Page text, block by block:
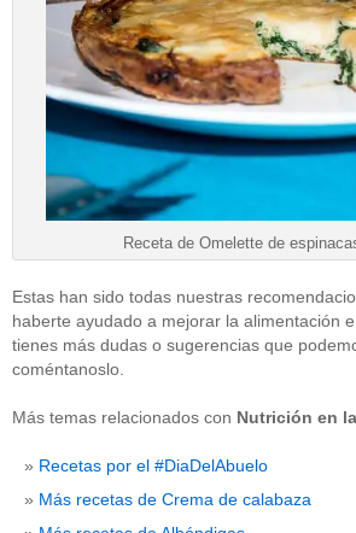
Receta de Omelette de
Estas han sido todas nuestras
haberte ayudado a mejorar la alimentación
tienes más dudas o sugerencias que
coméntanoslo.
Más temas relacionados con Nutrición en
Recetas por el #DiaDelAbuelo
Más recetas de Crema de calabaza